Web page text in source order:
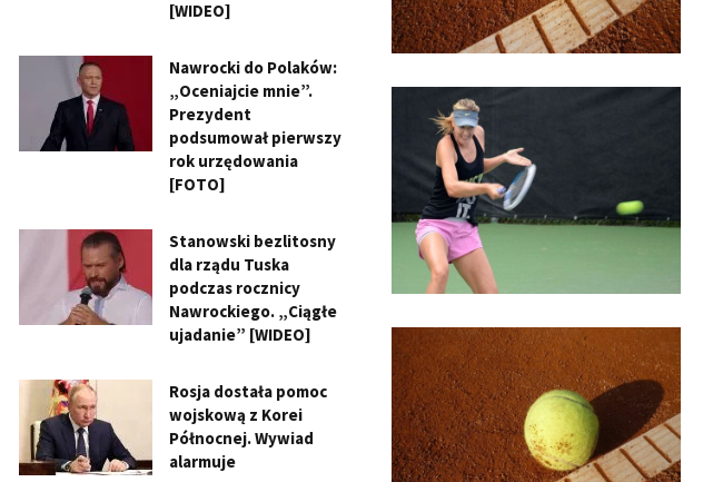
[WIDEO]
Nawrocki do Polaków:
„Oceniajcie mnie”.
Prezydent
podsumował pierwszy
rok urzędowania
[FOTO]
Stanowski bezlitosny
dla rządu Tuska
podczas rocznicy
Nawrockiego. „Ciągłe
ujadanie” [WIDEO]
Rosja dostała pomoc
wojskową z Korei
Północnej. Wywiad
alarmuje